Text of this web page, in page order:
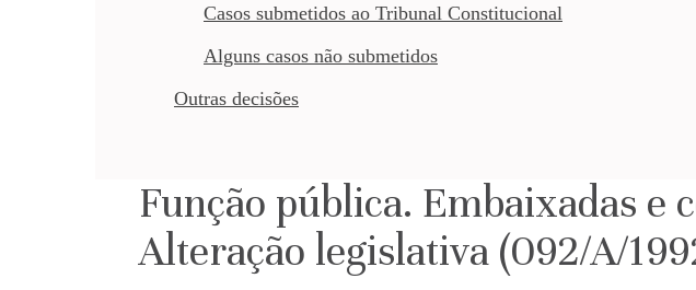
Casos submetidos ao Tribunal Constitucional
Alguns casos não submetidos
Outras decisões
Função pública. Embaixadas e
Alteração legislativa (092/A/